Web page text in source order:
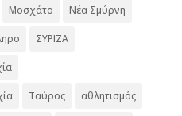
Μοσχάτο Νέα Σμύρνη
ΣΥΡΙΖΑ
Ταύρος αθλητισμός